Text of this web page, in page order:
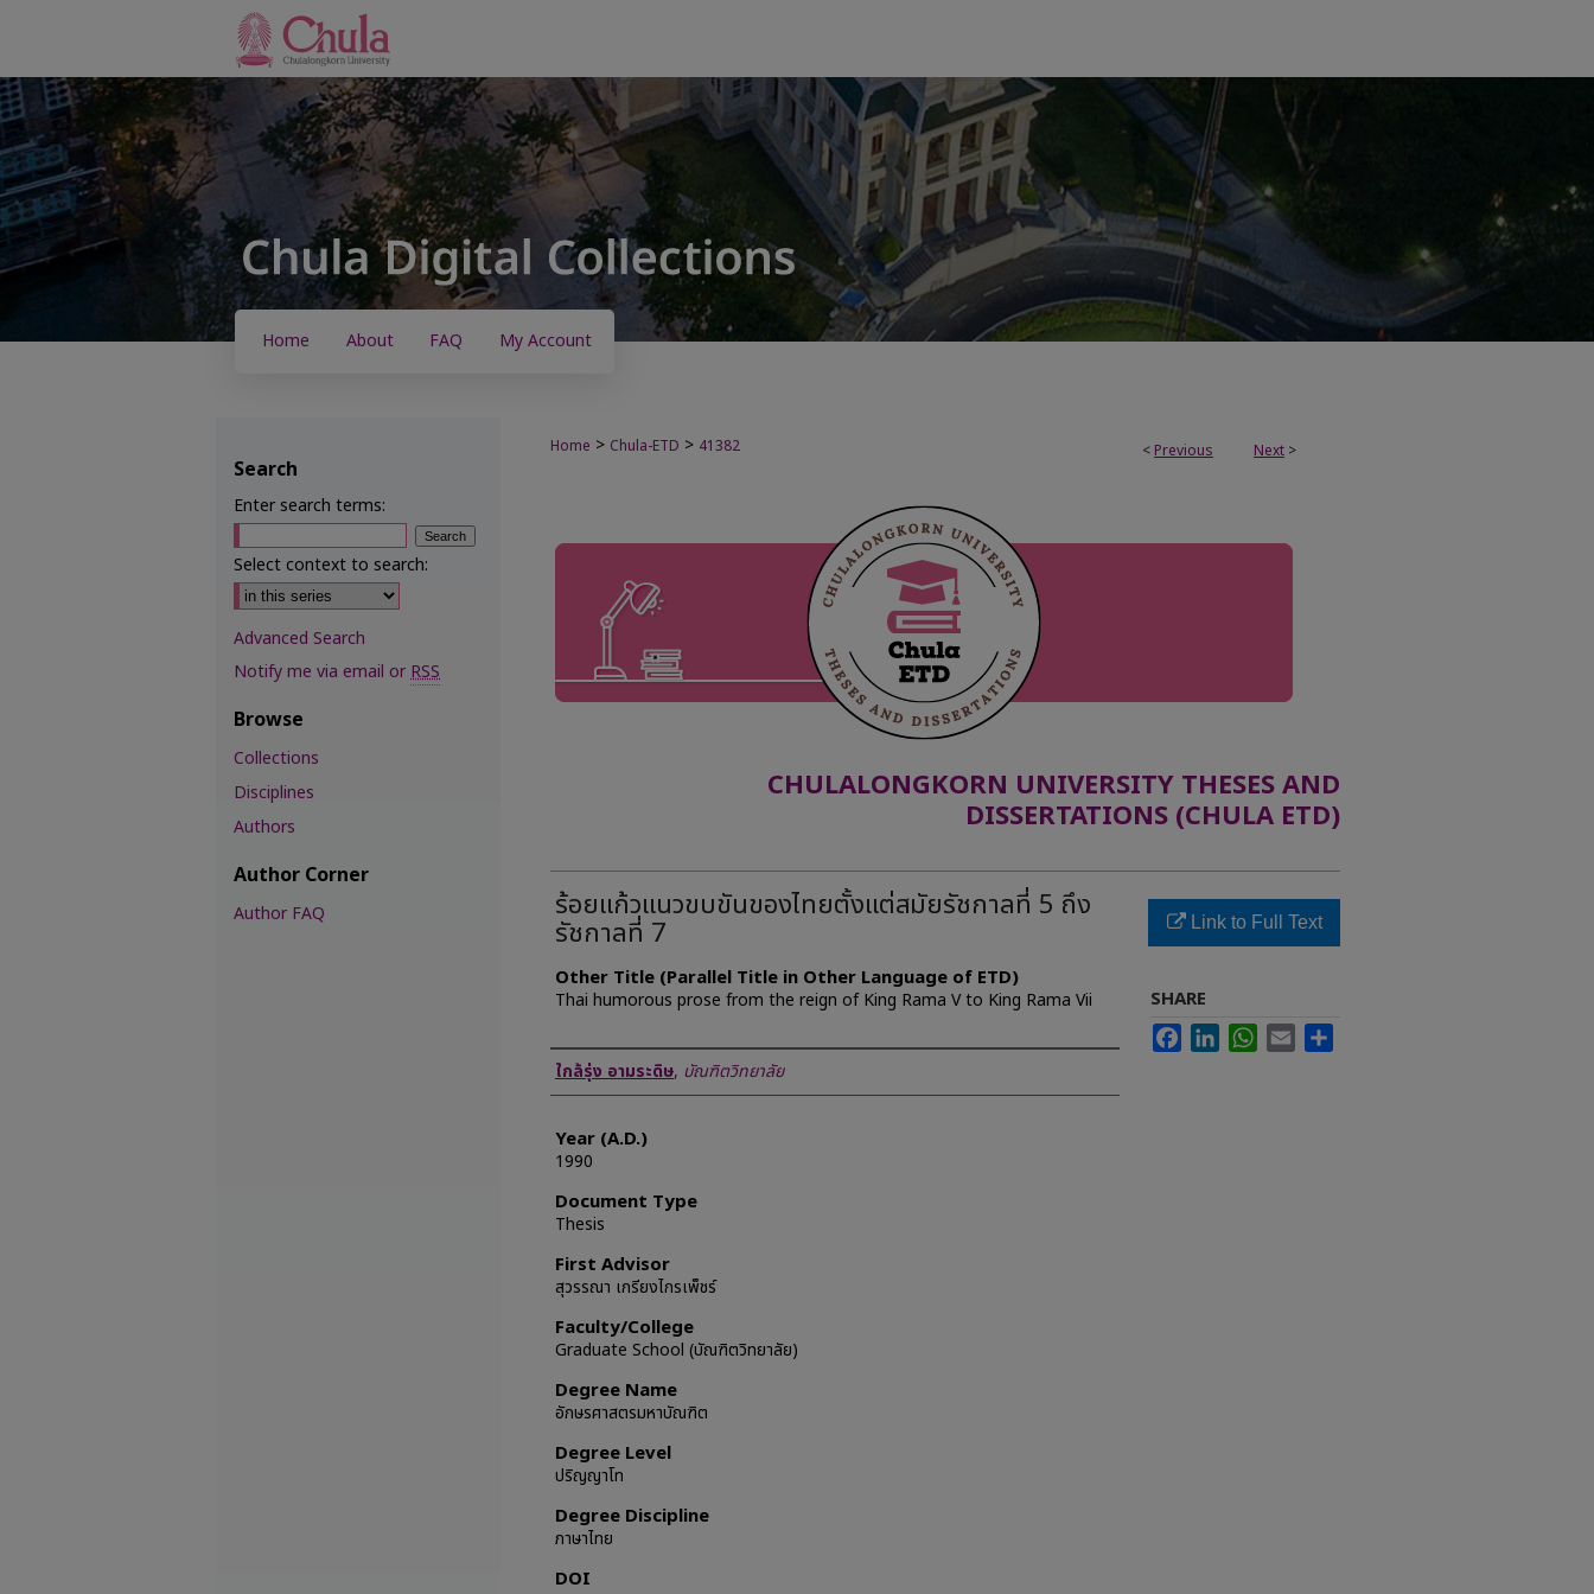
Home About FAQ My Account
< Previous Next >
Home > Chula-ETD > 41382
CHULALONGKORN UNIVERSITY THESES AND
DISSERTATIONS (CHULA ETD)
ร้อยแก้วแนวขบขันของไทยตั้งแต่สมัยรัชกาลที่ 5 ถึง
รัชกาลที่ 7
Other Title (Parallel Title in Other Language of ETD)
Thai humorous prose from the reign of King Rama V to King Rama Vii
Author
ใกล้รุ่ง อามระดิษ, บัณฑิตวิทยาลัย
Year (A.D.)
1990
Document Type
Thesis
First Advisor
สุวรรณา เกรียงไกรเพ็ชร์
Faculty/College
Graduate School (บัณฑิตวิทยาลัย)
Degree Name
อักษรศาสตรมหาบัณฑิต
Degree Level
ปริญญาโท
Degree Discipline
ภาษาไทย
DOI
Link to Full Text
SHARE
FacebookLinkedInWhatsApp
Email
Search
Enter search terms:
Select context to search:
Advanced Search
Notify me via email or RSS
Browse
Collections
Disciplines
Authors
Author Corner
Author FAQ